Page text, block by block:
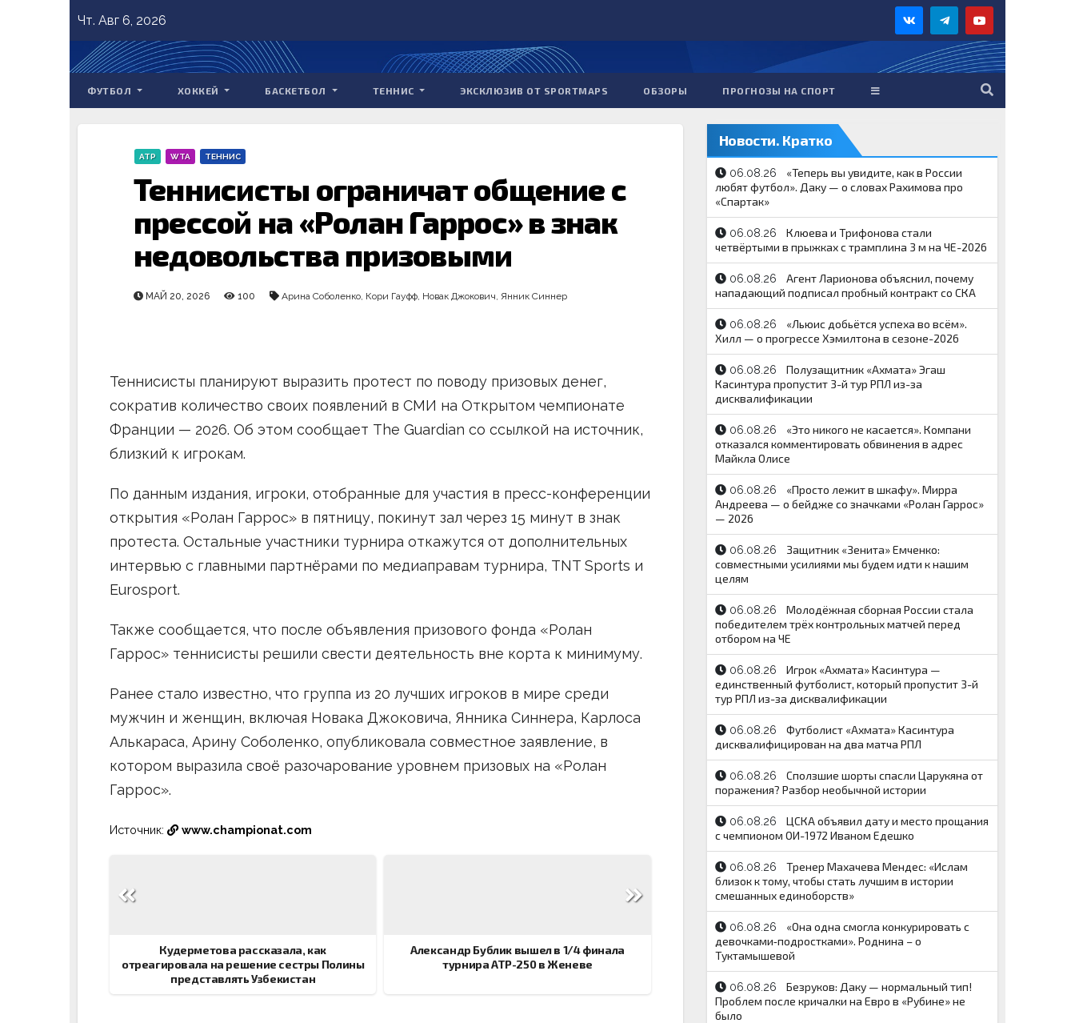
content
Чт. Авг 6, 2026
ФУТБОЛ ХОККЕЙ БАСКЕТБОЛ ТЕННИС ЭКСКЛЮЗИВ ОТ SPORTMAPS ОБЗОРЫ ПРОГНОЗЫ НА СПОРТ
ATP WTA ТЕННИС
Теннисисты ограничат общение с
прессой на «Ролан Гаррос» в знак
недовольства призовыми
МАЙ 20, 2026 100 Арина Соболенко, Кори Гауфф, Новак Джокович, Янник Синнер
Теннисисты планируют выразить протест по поводу призовых денег,
сократив количество своих появлений в СМИ на Открытом чемпионате
Франции — 2026. Об этом сообщает The Guardian со ссылкой на источник,
близкий к игрокам.
По данным издания, игроки, отобранные для участия в пресс-конференции
открытия «Ролан Гаррос» в пятницу, покинут зал через 15 минут в знак
протеста. Остальные участники турнира откажутся от дополнительных
интервью с главными партнёрами по медиаправам турнира, TNT Sports и
Eurosport.
Также сообщается, что после объявления призового фонда «Ролан
Гаррос» теннисисты решили свести деятельность вне корта к минимуму.
Ранее стало известно, что группа из 20 лучших игроков в мире среди
мужчин и женщин, включая Новака Джоковича, Янника Синнера, Карлоса
Алькараса, Арину Соболенко, опубликовала совместное заявление, в
котором выразила своё разочарование уровнем призовых на «Ролан
Гаррос».
Источник: www.championat.com
по
Кудерметова рассказала, как
отреагировала на решение сестры Полины
представлять Узбекистан
Александр Бублик вышел в 1/4 финала
турнира АТР-250 в Женеве
Новости. Кратко
06.08.26
«Теперь вы увидите, как в России
любят футбол». Даку — о словах Рахимова про
«Спартак»
06.08.26
Клюева и Трифонова стали
четвёртыми в прыжках с трамплина 3 м на ЧЕ-2026
06.08.26
Агент Ларионова объяснил, почему
нападающий подписал пробный контракт со СКА
06.08.26
«Льюис добьётся успеха во всём».
Хилл — о прогрессе Хэмилтона в сезоне-2026
06.08.26
Полузащитник «Ахмата» Эгаш
Касинтура пропустит 3-й тур РПЛ из-за
дисквалификации
06.08.26
«Это никого не касается». Компани
отказался комментировать обвинения в адрес
Майкла Олисе
06.08.26
«Просто лежит в шкафу». Мирра
Андреева — о бейдже со значками «Ролан Гаррос»
— 2026
06.08.26
Защитник «Зенита» Емченко:
совместными усилиями мы будем идти к нашим
целям
06.08.26
Молодёжная сборная России стала
победителем трёх контрольных матчей перед
отбором на ЧЕ
06.08.26
Игрок «Ахмата» Касинтура —
единственный футболист, который пропустит 3-й
тур РПЛ из-за дисквалификации
06.08.26
Футболист «Ахмата» Касинтура
дисквалифицирован на два матча РПЛ
06.08.26
Сползшие шорты спасли Царукяна от
поражения? Разбор необычной истории
06.08.26
ЦСКА объявил дату и место прощания
с чемпионом ОИ-1972 Иваном Едешко
06.08.26
Тренер Махачева Мендес: «Ислам
близок к тому, чтобы стать лучшим в истории
смешанных единоборств»
06.08.26
«Она одна смогла конкурировать с
девочками‑подростками». Роднина – о
Туктамышевой
06.08.26
Безруков: Даку — нормальный тип!
Проблем после кричалки на Евро в «Рубине» не
было